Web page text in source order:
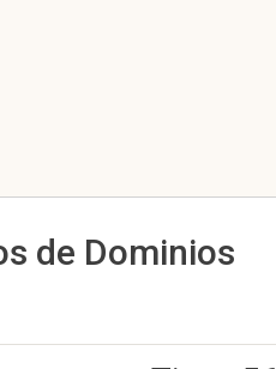
de Dominios